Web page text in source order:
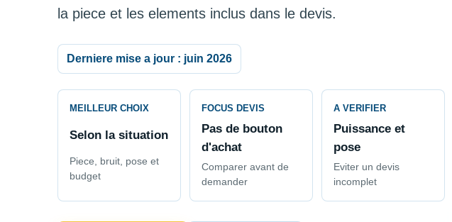
la piece et les elements inclus dans le devis.
Derniere mise a jour : juin 2026
MEILLEUR CHOIX
Selon la situation
Piece, bruit, pose et
budget
FOCUS DEVIS
Pas de bouton
d'achat
Comparer avant de
demander
A VERIFIER
Puissance et
pose
Eviter un devis
incomplet